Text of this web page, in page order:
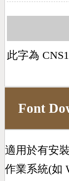
此字為
Font
適用於有安
作業系統(如